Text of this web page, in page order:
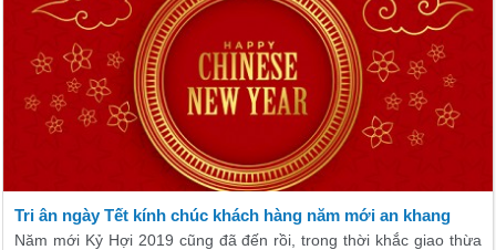
Tri ân ngày Tết kính chúc khách hàng năm mới an khang
Năm mới Kỷ Hợi 2019 cũng đã đến rồi, trong thời khắc giao thừa